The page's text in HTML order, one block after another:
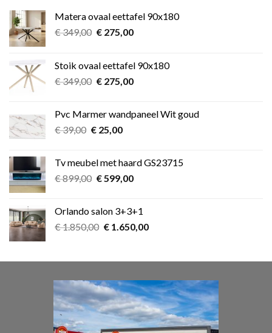
Matera ovaal eettafel 90x180
€349,00 Oorspronkelijke
€ 349,00.
€275,00Huidige
€ 275,00.
Stoik ovaal eettafel 90x180
€349,00 Oorspronkelijke
€ 349,00.
€275,00Huidige
€ 275,00.
Pvc Marmer wandpaneel Wit goud
€39,00 Oorspronkelijke
€ 39,00.
€25,00Huidige
€ 25,00.
Tv meubel met haard GS23715
€899,00 Oorspronkelijke
€ 899,00.
€599,00Huidige
€ 599,00.
Orlando salon 3+3+1
€1.850,00 Oorspronkelijke
€ 1.850,00.
€1.650,00Huidige
€ 1.650,00.